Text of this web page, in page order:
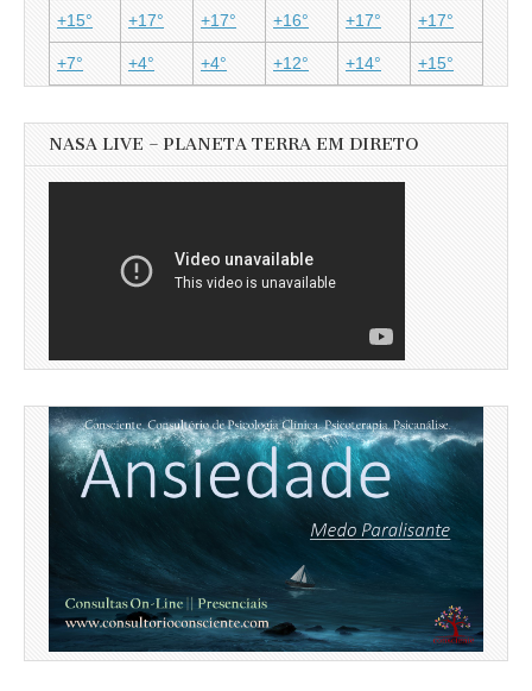
+15° +17° +17° +16° +17° +17°
+7° +4° +4° +12° +14° +15°
NASA LIVE – PLANETA TERRA EM DIRETO